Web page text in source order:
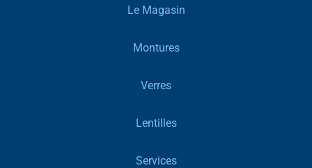
Le Magasin
Montures
Verres
Lentilles
Services